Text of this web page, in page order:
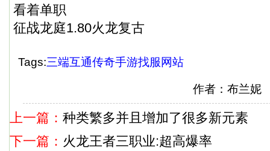
看着单职
征战龙庭1.80火龙复古
Tags:三端互通传奇手游找服网站
作者：布兰妮
上一篇： 种类繁多并且增加了很多新元素
下一篇： 火龙王者三职业:超高爆率